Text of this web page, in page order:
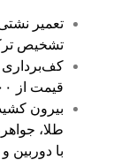
تعمیر
تشخیص
کف‌برداری
قیمت از ۴۰۰ هزار تومان به بالا
بیرون
طلا،
با